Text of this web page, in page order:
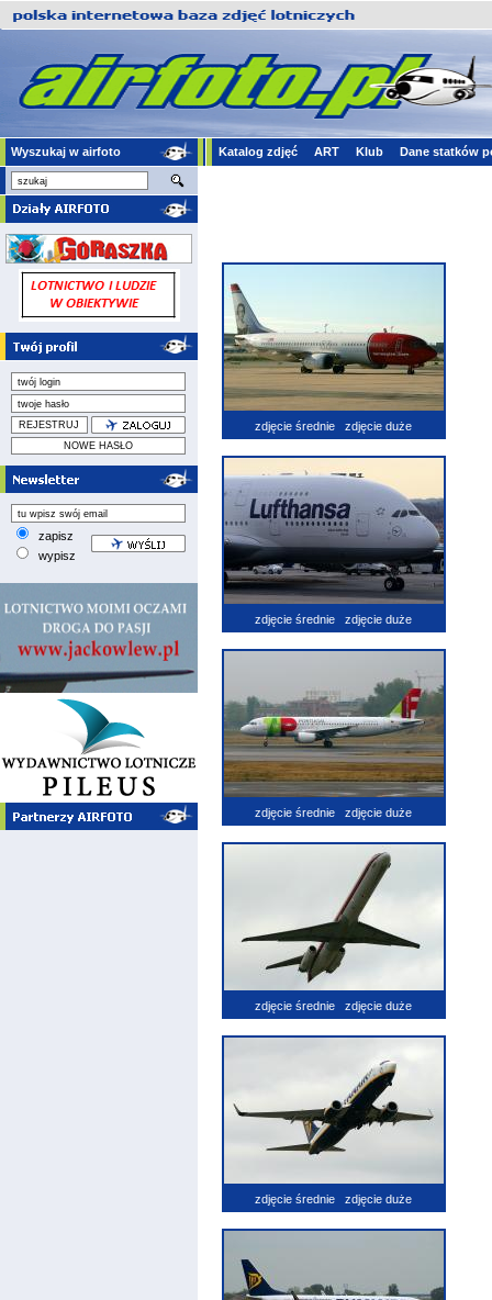
Wyszukaj w airfoto Katalog zdjęć ART Klub Dane statków
zapisz
wypisz
zdjęcie średnie zdjęcie duże
zdjęcie średnie zdjęcie duże
zdjęcie średnie zdjęcie duże
zdjęcie średnie zdjęcie duże
zdjęcie średnie zdjęcie duże